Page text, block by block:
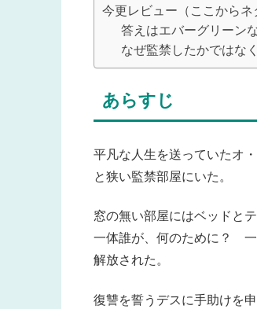
今更レビュー（ここからネ
答えはエバーグリーン
なぜ監禁したかではな
あらすじ
平凡な人生を送っていたオ
と狭い監禁部屋にいた。
窓の無い部屋にはベッドと
一体誰が、何のために？ 一
解放された。
復讐を誓うデスに手助けを